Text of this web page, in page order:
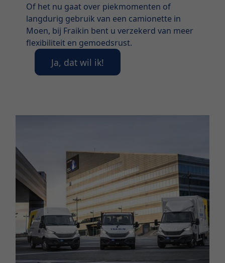
Of het nu gaat over piekmomenten of
langdurig gebruik van een camionette in
Moen, bij Fraikin bent u verzekerd van meer
flexibiliteit en gemoedsrust.
Ja, dat wil ik!